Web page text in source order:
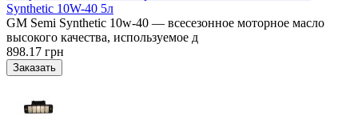
Synthetic 10W-40 5л
GM Semi Synthetic 10w-40 — всесезонное моторное масло
высокого качества, используемое д
898.17 грн